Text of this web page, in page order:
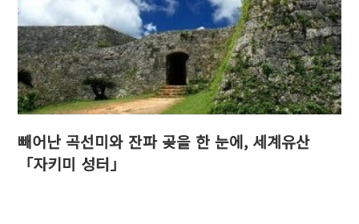
빼어난 곡선미와 잔파 곶을 한 눈에, 세계유산
「자키미 성터」